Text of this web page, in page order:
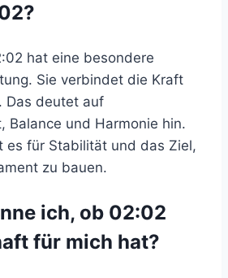
hat eine besondere
Sie verbindet die Kraft
Das deutet auf
Balance und Harmonie hin.
es für Stabilität und das Ziel,
zu bauen.
ich, ob 02:02
für mich hat?